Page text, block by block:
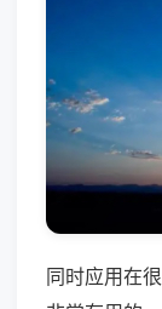
同时应用在